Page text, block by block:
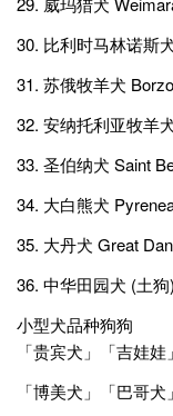
30. 比利时马林诺斯
31. 苏俄牧羊犬
32. 安纳托利亚牧羊
33. 圣伯纳犬 Saint
34. 大白熊犬
35. 大丹犬 Great
36. 中华田园犬 (土
小型犬品种狗狗
「贵宾犬」「吉娃娃
「博美犬」「巴哥犬